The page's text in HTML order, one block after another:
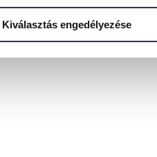
Kiválasztás engedélyezése